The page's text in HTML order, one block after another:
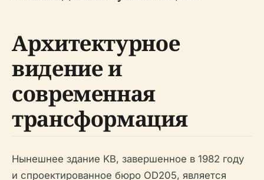
Архитектурное
видение и
современная
трансформация
Нынешнее здание KB, завершенное в 1982 году
и спроектированное бюро OD205, является